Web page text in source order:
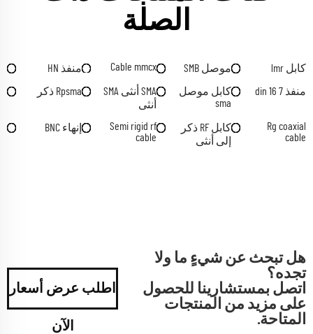
الصلة
كابل lmr موصل SMB Cable mmcx منفذ HN
منفذ 7 16 din
كابل موصل
sma
SMA أنثى SMA
أنثى
Rpsma ذكر
Rg coaxial
cable
كابل RF ذكر
إلى أنثى
Semi rigid rf
cable
إنهاء BNC
هل تبحث عن شيءٍ ما ولا
تجده؟
اتصل بمستشارينا للحصول
على مزيد من المنتجات
المتاحة.
اطلب عرض أسعار
الآن